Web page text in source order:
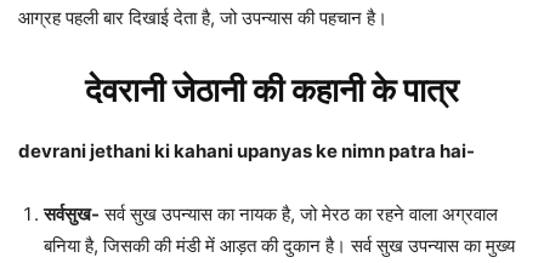
आग्रह पहली बार दिखाई देता है, जो उपन्यास की पहचान है।
देवरानी जेठानी की कहानी के पात्र
devrani jethani ki kahani upanyas ke nimn patra hai-
सर्वसुख- सर्व सुख उपन्यास का नायक है, जो मेरठ का रहने वाला अग्रवाल
बनिया है, जिसकी की मंडी में आड़त की दुकान है। सर्व सुख उपन्यास का मुख्य